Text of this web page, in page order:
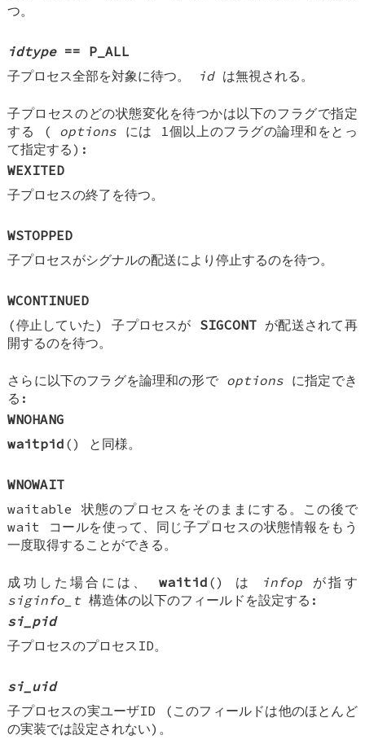
つ。
idtype== P_ALL
子プロセス全部を対象に待つ。
idは無視される。
子プロセスのどの状態変化を待つかは以下のフラグで指定
する ( options には 1個以上のフラグの論理和をとっ
て指定する):
WEXITED
子プロセスの終了を待つ。
WSTOPPED
子プロセスがシグナルの配送により停止するのを待つ。
WCONTINUED
(停止していた) 子プロセスが SIGCONTが配送されて再
開するのを待つ。
さらに以下のフラグを論理和の形で optionsに指定でき
る:
WNOHANG
waitpid () と同様。
WNOWAIT
waitable 状態のプロセスをそのままにする。この後で
wait コールを使って、同じ子プロセスの状態情報をもう
一度取得することができる。
成功した場合には、waitid () は infop が指す
siginfo_t構造体の以下のフィールドを設定する:
si_pid
子プロセスのプロセスID。
si_uid
子プロセスの実ユーザID (このフィールドは他のほとんど
の実装では設定されない)。